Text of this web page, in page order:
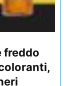
freddo